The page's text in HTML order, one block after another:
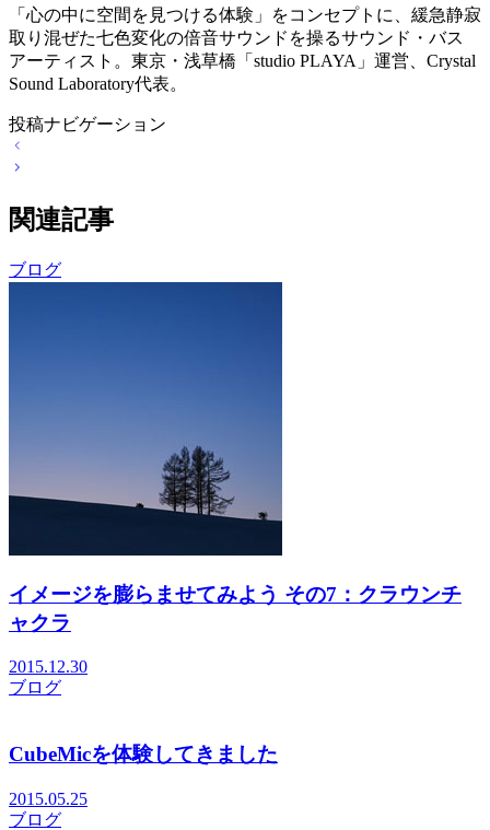
「心の中に空間を見つける体験」をコンセプトに、緩急静寂
取り混ぜた七色変化の倍音サウンドを操るサウンド・バス
アーティスト。東京・浅草橋「studio PLAYA」運営、Crystal
Sound Laboratory代表。
投稿ナビゲーション
関連記事
ブログ
イメージを膨らませてみよう その7：クラウンチ
ャクラ
2015.12.30
ブログ
CubeMicを体験してきました
2015.05.25
ブログ